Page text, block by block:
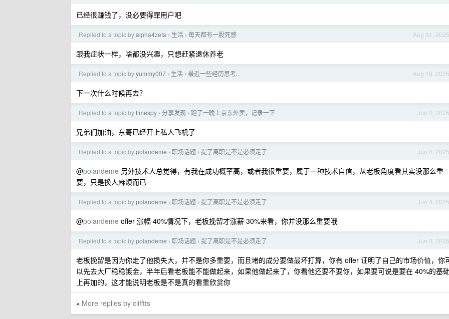
已经很赚钱了，没必要得罪用户吧
Aug 31, 2025
Replied to a topic byalpha4zeta › 生活 › 每天都有一股死感
跟我症状一样，啥都没兴趣，只想赶紧退休养老
Aug 19, 2025
Replied to a topic byyummy007 › 生活 › 最近一些经历思考...
下一次什么时候再去？
Jun 4, 2025
Replied to a topic bytimespy › 分享发现 › 跑了一晚上京东外卖，记录一下
兄弟们加油，东哥已经开上私人飞机了
Jun 4, 2025
Replied to a topic bypolandeme › 职场话题 › 提了离职是不是必须走了
@polandeme 另外技术人总觉得，有我在成功概率高，或者我很重要，属于一种技术自信，从老板角度看其实没那么重
要，只是换人麻烦而已
Jun 4, 2025
Replied to a topic bypolandeme › 职场话题 › 提了离职是不是必须走了
@polandeme offer 涨幅 40%情况下，老板挽留才涨薪 30%来看，你并没那么重要哦
Jun 4, 2025
Replied to a topic bypolandeme › 职场话题 › 提了离职是不是必须走了
老板挽留是因为你走了他损失大，并不是你多重要，而且堵的成分要做最坏打算，你有 offer 证明了自己的市场价值，你
以先去大厂稳稳镀金，半年后看老板能不能做起来，如果他做起来了，你看他还要不要你，如果要可说是要在 40%的基础
上再加的，这才能说明老板是不是真的看重欣赏你
» More replies by clifftts